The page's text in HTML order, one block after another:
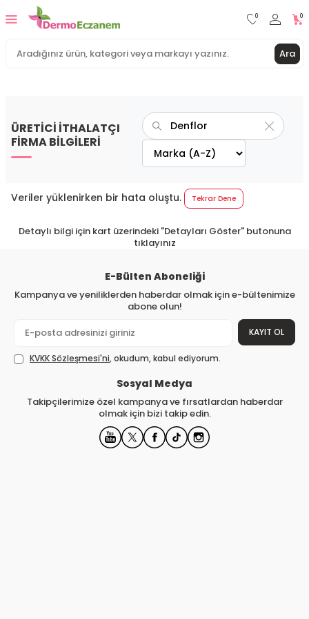
Ara
0 0
ÜRETİCİ İTHALATÇI
FİRMA BİLGİLERİ
Veriler yüklenirken bir hata oluştu. Tekrar Dene
Detaylı bilgi için kart üzerindeki "Detayları Göster" butonuna
tıklayınız
E-Bülten Aboneliği
Kampanya ve yeniliklerden haberdar olmak için e-bültenimize
abone olun!
KAYIT OL
KVKK Sözleşmesi'ni, okudum, kabul ediyorum.
Sosyal Medya
Takipçilerimize özel kampanya ve fırsatlardan haberdar
olmak için bizi takip edin.